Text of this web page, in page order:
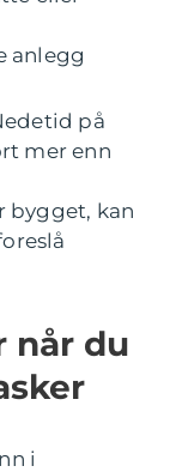
anlegg
på
mer enn
bygget, kan
når du
i